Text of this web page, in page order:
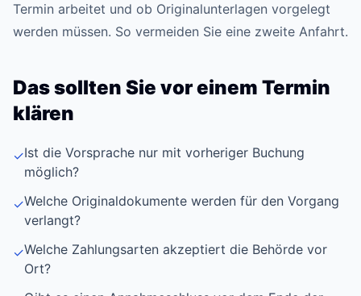
Termin arbeitet und ob Originalunterlagen vorgelegt
werden müssen. So vermeiden Sie eine zweite Anfahrt.
Das sollten Sie vor einem Termin
klären
✓Ist die Vorsprache nur mit vorheriger Buchung
möglich?
✓Welche Originaldokumente werden für den Vorgang
verlangt?
✓Welche Zahlungsarten akzeptiert die Behörde vor
Ort?